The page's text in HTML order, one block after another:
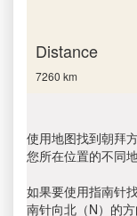
Distance
7260 km
使用地图找到朝拜
您所在位置的不同
如果要使用指南针
南针向北（N）的